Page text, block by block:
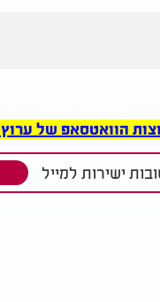
של ערוץ 2000 >>>
ישירות למייל